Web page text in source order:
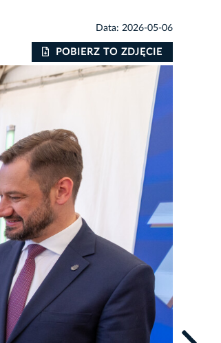
Data: 2026-05-06
POBIERZ TO ZDJĘCIE